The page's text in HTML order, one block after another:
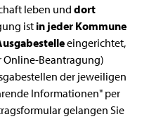
leben unddort
ist in jeder Kommune
eingerichtet,
Online-Beantragung)
der jeweiligen
Informationen" per
gelangen Sie